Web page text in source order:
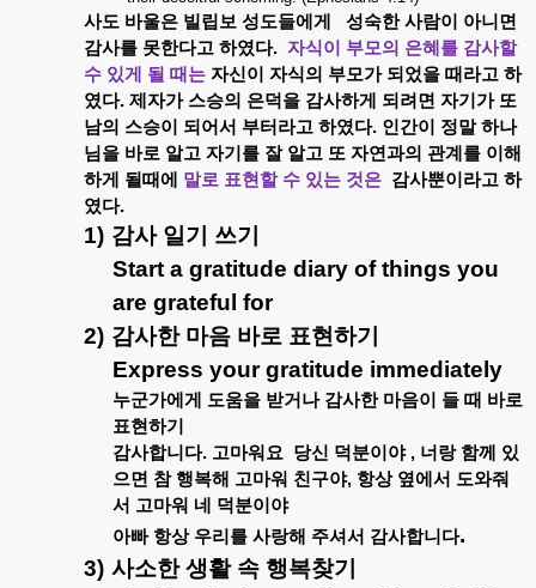
사도 바울은 빌립보 성도들에게 성숙한 사람이
아니면
감사를 못한다고 하였다. 자식이 부모의 은혜를 감사할
수 있게 될 때는 자신이 자식의 부모가 되었을 때라고 하
였다. 제자가 스승의 은덕을 감사하게 되려면 자기가 또
남의 스승이 되어서 부터라고 하였다. 인간이 정말 하나
님을 바로 알고 자기를 잘 알고 또 자연과의 관계를 이해
하게
될때에 말로 표현할 수 있는 것은 감사뿐이라고 하
였다.
1) 감사 일기
쓰기
Start a gratitude diary of things you
are grateful for
2) 감사한 마음 바로 표현하기
Express your gratitude immediately
누군가에게 도움을 받거나 감사한 마음이 들 때 바로
표현하기
감사합니다. 고마워요 당신 덕분이야 , 너랑 함께
있
으면 참 행복해 고마워 친구야, 항상 옆에서 도와줘
서 고마워 네
덕분이야
아빠 항상 우리를 사랑해 주셔서 감사합니다.
3) 사소한 생활 속 행복찾기